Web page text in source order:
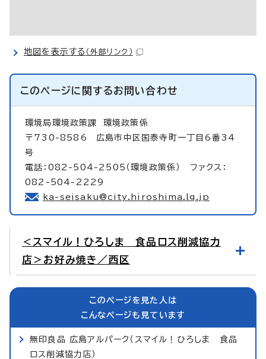
地図を表示する （外部リンク）
このページに関するお問い合わせ
環境局環境政策課 環境政策係
〒730-8586 広島市中区国泰寺町一丁目6番34
号
電話：082-504-2505（環境政策係） ファクス：
082-504-2229
ka-seisaku@city.hiroshima.lg.jp
＜スマイル！ひろしま 食品ロス削減協力
店＞お好み焼き／西区
このページを見た人は
こんなページも見ています
無印良品 広島アルパーク（スマイル！ひろしま 食品
ロス削減協力店）